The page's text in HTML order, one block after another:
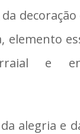
elemento
e
alegria e